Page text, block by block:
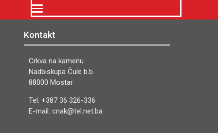
Kontakt
Crkva na kamenu
Nadbiskupa Čule b.b.
88000 Mostar
Tel. +387 36 326-336
E-mail: cnak@tel.net.ba